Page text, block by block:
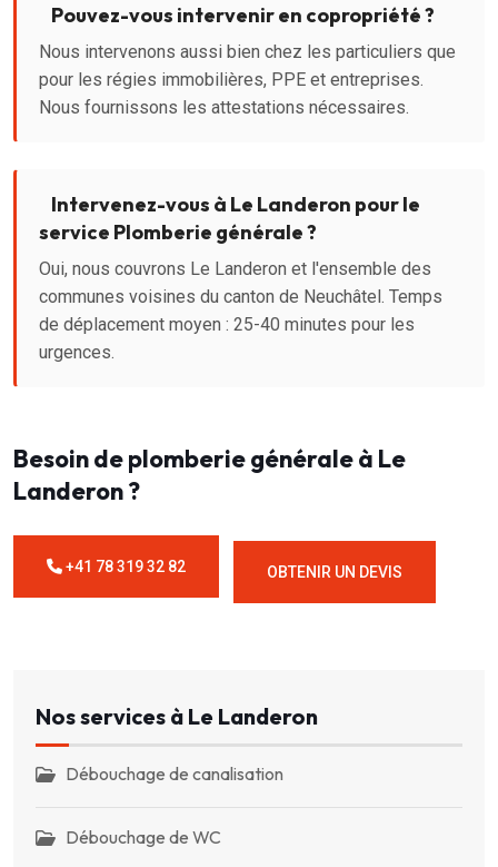
Pouvez-vous intervenir en copropriété ?
Nous intervenons aussi bien chez les particuliers que
pour les régies immobilières, PPE et entreprises.
Nous fournissons les attestations nécessaires.
Intervenez-vous à Le Landeron pour le
service Plomberie générale ?
Oui, nous couvrons Le Landeron et l'ensemble des
communes voisines du canton de Neuchâtel. Temps
de déplacement moyen : 25-40 minutes pour les
urgences.
Besoin de plomberie générale à Le
Landeron ?
+41 78 319 32 82 OBTENIR UN DEVIS
Nos services à Le Landeron
Débouchage de canalisation
Débouchage de WC